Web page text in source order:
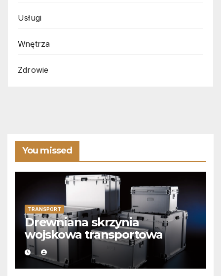
Usługi
Wnętrza
Zdrowie
You missed
TRANSPORT
Drewniana skrzynia
wojskowa transportowa